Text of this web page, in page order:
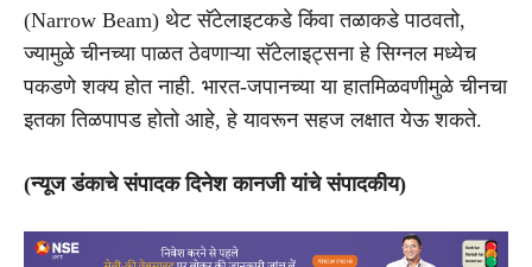
(Narrow Beam) थेट सॅटेलाइटकडे किंवा तळाकडे पाठवतो,
ज्यामुळे चीनच्या पाळत ठेवणाऱ्या सॅटेलाइट्सना हे सिग्नल मध्येच
पकडणे शक्य होत नाही. भारत-जपानच्या या हातमिळवणीमुळे चीनचा
इतका तिळपापड होतो आहे, हे यावरून सहज लक्षात येऊ शकते.
(न्यूज डंकाचे संपादक दिनेश कानजी यांचे संपादकीय)